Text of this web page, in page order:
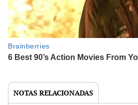
NOTAS RELACIONADAS